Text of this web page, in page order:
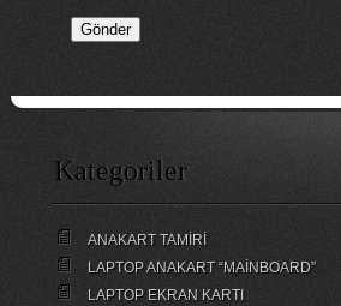
Kategoriler
ANAKART TAMİRİ
LAPTOP ANAKART “MAİNBOARD”
LAPTOP EKRAN KARTI